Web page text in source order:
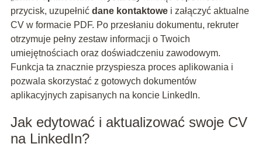
przycisk, uzupełnić dane kontaktowei załączyć aktualne
CV w formacie PDF. Po przesłaniu dokumentu, rekruter
otrzymuje pełny zestaw informacji o Twoich
umiejętnościach oraz doświadczeniu zawodowym.
Funkcja ta znacznie przyspiesza proces aplikowania i
pozwala skorzystać z gotowych dokumentów
aplikacyjnych zapisanych na koncie LinkedIn.
Jak edytować i aktualizować swoje CV
na LinkedIn?